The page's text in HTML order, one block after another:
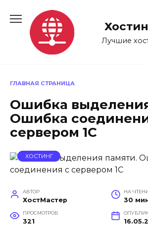
содержанию
Лучшие
ГЛАВНАЯ СТРАНИЦА
Ошибка
Ошибка
сервером 1С
ХОСТИНГ
АВТОР
ХостМастер
НА
30
ПРОСМОТРОВ
321